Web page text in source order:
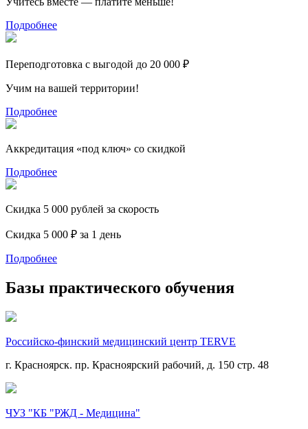
Подробнее
Переподготовка с выгодой до 20 000 ₽
Учим на вашей территории!
Подробнее
Аккредитация «под ключ» со скидкой
Подробнее
Скидка 5 000 рублей за скорость
Скидка 5 000 ₽ за 1 день
Подробнее
Базы практического обучения
Российско-финский медицинский центр TERVE
г. Красноярск. пр. Красноярский рабочий, д. 150 стр. 48
ЧУЗ "КБ "РЖД - Медицина"